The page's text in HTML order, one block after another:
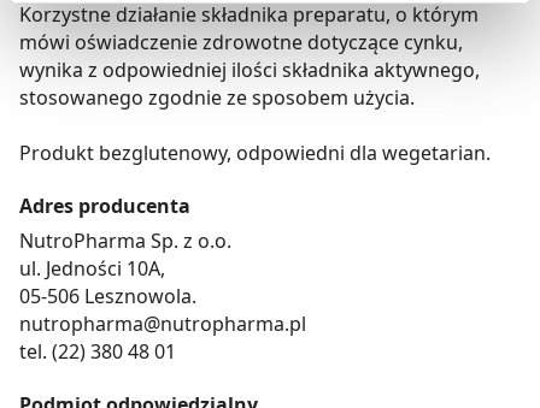
preferowanych przez Ciebie wyborów i kliknij „Zarządzaj
zgodami”.
Możesz również kliknąć „Zaakceptuj niezbędne
pozyskiwanie od Ciebie danych, które nie są niezbędne
z brakiem dostępu do wszystkich funkcjonalności
Strony.
Korzystne działanie składnika preparatu, o którym
mówi oświadczenie zdrowotne dotyczące cynku,
wynika z odpowiedniej ilości składnika aktywnego,
stosowanego zgodnie ze sposobem użycia.
Produkt bezglutenowy, odpowiedni dla wegetarian.
Adres producenta
NutroPharma Sp. z o.o.
ul. Jedności 10A,
05-506 Lesznowola.
nutropharma@nutropharma.pl
tel. (22) 380 48 01